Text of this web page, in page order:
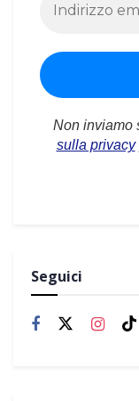
Non inviamo
sulla privacy
Seguici